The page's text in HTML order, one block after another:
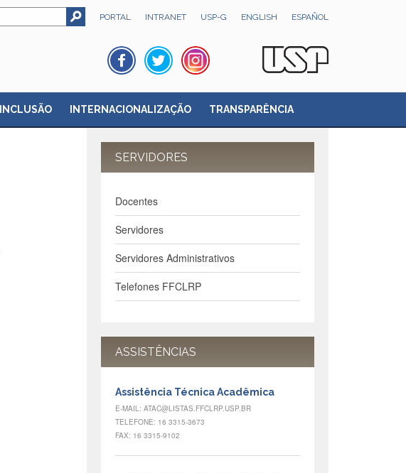
PORTAL INTRANET USP-G ENGLISH ESPAÑOL
INCLUSÃO INTERNACIONALIZAÇÃO TRANSPARÊNCIA
SERVIDORES
Docentes
Servidores
Servidores Administrativos
Telefones FFCLRP
ASSISTÊNCIAS
Assistência Técnica Acadêmica
E-MAIL: ATAC@LISTAS.FFCLRP.USP.BR
TELEFONE: 16 3315-3673
FAX: 16 3315-9102